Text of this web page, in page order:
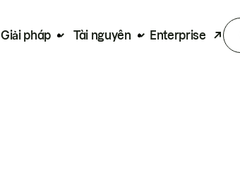
Giải pháp Tài nguyên Enterprise